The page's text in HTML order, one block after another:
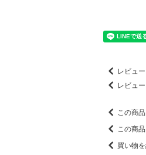
レビュ
レビュ
この商
この商
買い物